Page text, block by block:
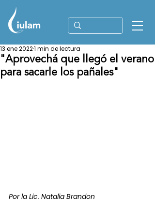
"Aprovechá que llegó el verano
para sacarle los pañales"
13 ene 20221 min de lectura
Por la Lic. Natalia Brandon